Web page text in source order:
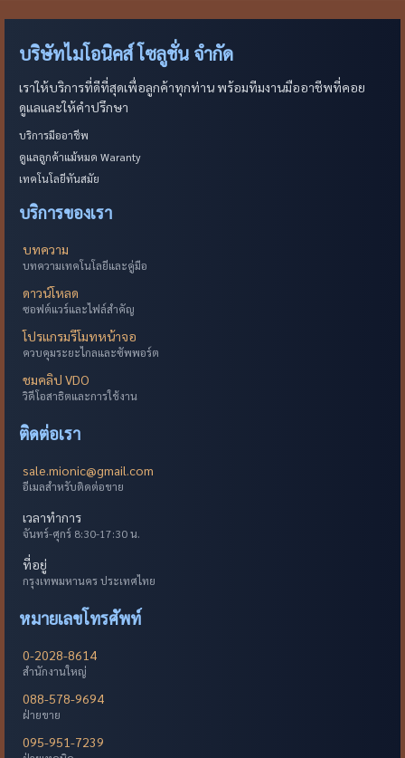
บริษัทไมโอนิคส์ โซลูชั่น จำกัด
เราให้บริการที่ดีที่สุดเพื่อลูกค้าทุกท่าน พร้อมทีมงานมืออาชีพที่คอย
ดูแลและให้คำปรึกษา
บริการมืออาชีพ
ดูแลลูกค้าแม้หมด Waranty
เทคโนโลยีทันสมัย
บริการของเรา
บทความ
บทความเทคโนโลยีและคู่มือ
ดาวน์โหลด
ซอฟต์แวร์และไฟล์สำคัญ
โปรแกรมรีโมทหน้าจอ
ควบคุมระยะไกลและซัพพอร์ต
ชมคลิป VDO
วิดีโอสาธิตและการใช้งาน
ติดต่อเรา
sale.mionic@gmail.com
อีเมลสำหรับติดต่อขาย
เวลาทำการ
จันทร์-ศุกร์ 8:30-17:30 น.
ที่อยู่
กรุงเทพมหานคร ประเทศไทย
หมายเลขโทรศัพท์
0-2028-8614
สำนักงานใหญ่
088-578-9694
ฝ่ายขาย
095-951-7239